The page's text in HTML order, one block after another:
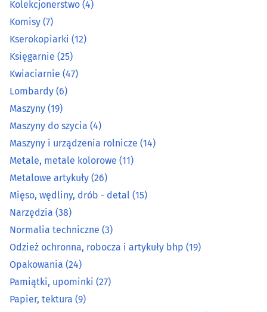
Kolekcjonerstwo (4)
Komisy(7)
Kserokopiarki(12)
Księgarnie(25)
Kwiaciarnie (47)
Lombardy(6)
Maszyny(19)
Maszyny do szycia(4)
(14)
Metale, metale kolorowe
Kolekcjonerstwo (4)
Komisy (7)
Kserokopiarki (12)
Księgarnie (25)
Kwiaciarnie (47)
Lombardy (6)
Maszyny (19)
Maszyny do szycia (4)
Maszyny i urządzenia rolnicze (14)
Metale, metale kolorowe (11)
Metalowe artykuły (26)
Mięso, wędliny, drób - detal (15)
Narzędzia (38)
Normalia techniczne (3)
Odzież ochronna, robocza i artykuły bhp (19)
Opakowania (24)
Pamiątki, upominki (27)
Papier, tektura (9)